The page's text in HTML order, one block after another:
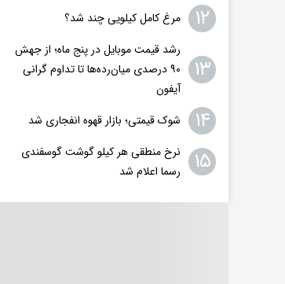
۱۲ مرغ کامل کیلویی چند شد؟
۱۳
رشد قیمت موبایل در پنج ماه؛ از جهش
۹۰ درصدی میان‌رده‌ها تا تداوم گرانی
آیفون
۱۴ شوک قیمتی؛ بازار قهوه انفجاری شد
۱۵
نرخ منطقی هر کیلو گوشت گوسفندی
رسما اعلام شد